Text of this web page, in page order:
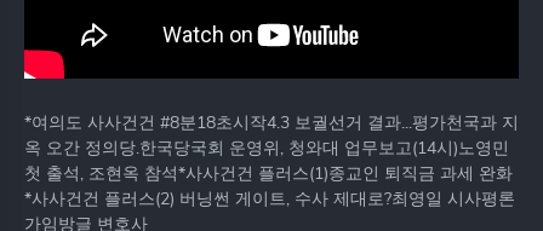
*여의도 사사건건 #8분18초시작4.3 보궐선거 결과...평가천국과 지
옥 오간 정의당.한국당국회 운영위, 청와대 업무보고(14시)노영민
첫 출석, 조현옥 참석*사사건건 플러스(1)종교인 퇴직금 과세 완화
*사사건건 플러스(2) 버닝썬 게이트, 수사 제대로?최영일 시사평론
가임방글 변호사